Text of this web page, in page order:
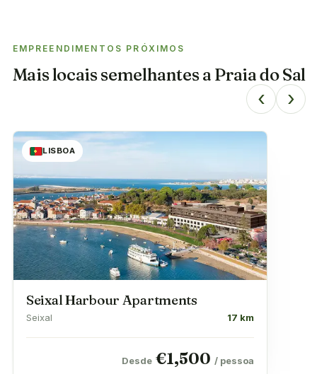
EMPREENDIMENTOS PRÓXIMOS
Mais locais semelhantes a Praia do Sal
‹ ›
LISBOA
Seixal Harbour Apartments
Seixal 17 km
Desde €1,500 / pessoa